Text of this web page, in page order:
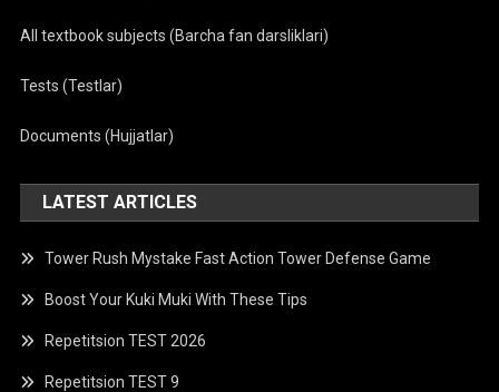
All textbook subjects (Barcha fan darsliklari)
Tests (Testlar)
Documents (Hujjatlar)
LATEST ARTICLES
Tower Rush Mystake Fast Action Tower Defense Game
Boost Your Kuki Muki With These Tips
Repetitsion TEST 2026
Repetitsion TEST 9